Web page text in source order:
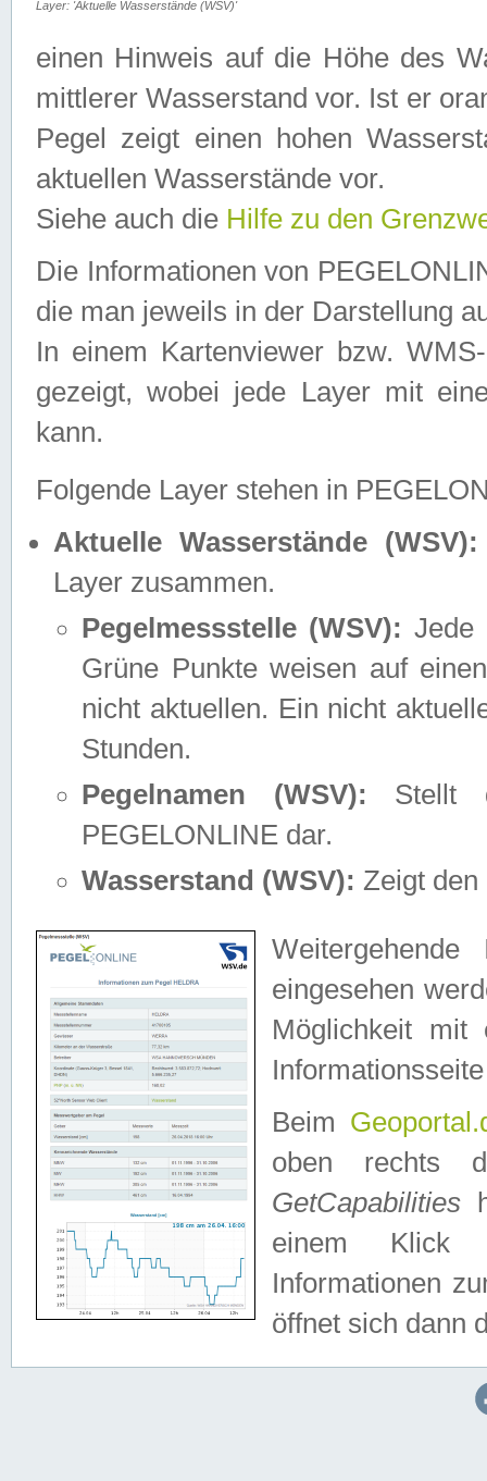
Layer: 'Aktuelle Wasserstände (WSV)'
einen Hinweis auf die Höhe des
mittlerer Wasserstand vor. Ist er
Pegel zeigt einen hohen
aktuellen Wasserstände vor.
Siehe auch die Hilfe zu den
Die Informationen von
die man jeweils in der Darstellung
In einem Kartenviewer bzw.
gezeigt, wobei jede Layer mit
kann.
Folgende Layer stehen in
Aktuelle Wasserstände (WSV):
Layer zusammen.
Pegelmessstelle (WSV): Jede
Grüne Punkte weisen auf
nicht aktuellen. Ein nicht
Stunden.
Pegelnamen (WSV): Stellt
PEGELONLINE dar.
Wasserstand (WSV): Zeigt den
eingesehen
Möglichkeit mit
Beim
oben rechts
GetCapabilities
einem Klick
Informationen
öffnet sich dann